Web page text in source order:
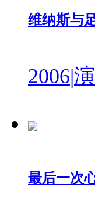
维纳斯与
2006|
最后一次